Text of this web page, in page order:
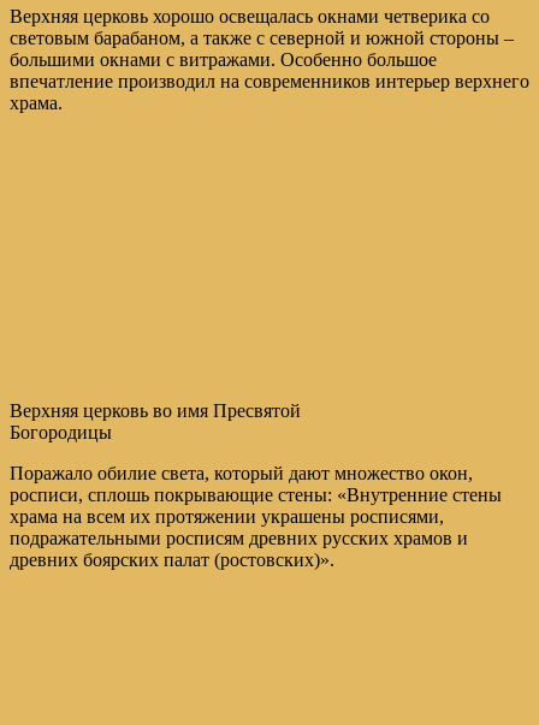
Верхняя церковь хорошо освещалась окнами четверика со
световым барабаном, а также с северной и южной стороны –
большими окнами с витражами. Особенно большое
впечатление производил на современников интерьер верхнего
храма.
Верхняя церковь во имя Пресвятой
Богородицы
Поражало обилие света, который дают множество окон,
росписи, сплошь покрывающие стены: «Внутренние стены
храма на всем их протяжении украшены росписями,
подражательными росписям древних русских храмов и
древних боярских палат (ростовских)».